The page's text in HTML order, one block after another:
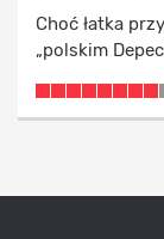
Choć łatka
„polskim